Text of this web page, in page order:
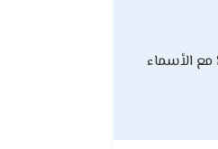
التعرف على أسماء الأطعمة والمشروبات، والتعبير عن الرغبة في شيء ما باستخدام I want / I like، واستخدام Some, Any, Much, Many مع الأسماء